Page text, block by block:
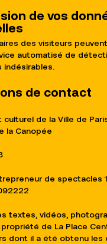
de vos
des visiteurs
automatisé de
indésirables.
de contact
culturel de la Ville de
la Canopée
de spectacles
textes, vidéos,
de La Place
dont il a été obtenu les